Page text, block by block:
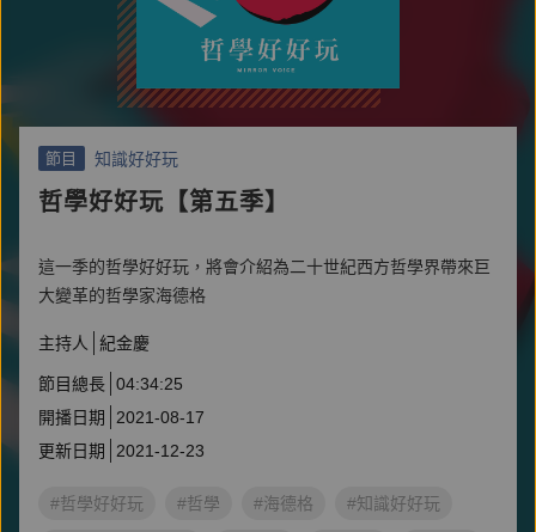
節目 知識好好玩
哲學好好玩【第五季】
這一季的哲學好好玩，將會介紹為二十世紀西方哲學界帶來巨
大變革的哲學家海德格
主持人 紀金慶
節目總長 04:34:25
開播日期
2021-08-17
更新日期
2021-12-23
#哲學好好玩 #哲學 #海德格 #知識好好玩